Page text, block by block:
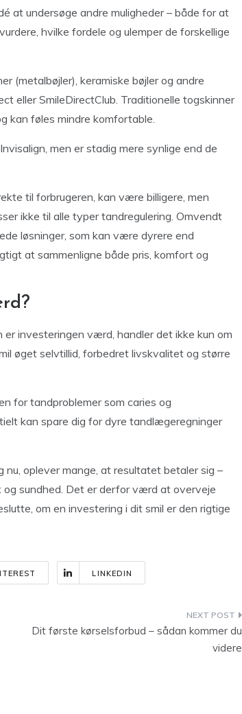
at undersøge andre muligheder – både for at
hvilke fordele og ulemper de forskellige
(metalbøjler), keramiske bøjler og andre
eller SmileDirectClub. Traditionelle togskinner
kan føles mindre komfortable.
men er stadig mere synlige end de
til forbrugeren, kan være billigere, men
ikke til alle typer tandregulering. Omvendt
løsninger, som kan være dyrere end
at sammenligne både pris, komfort og
investeringen værd, handler det ikke kun om
øget selvtillid, forbedret livskvalitet og større
for tandproblemer som caries og
kan spare dig for dyre tandlægeregninger
oplever mange, at resultatet betaler sig –
sundhed. Det er derfor værd at overveje
om en investering i dit smil er den rigtige
LINKEDIN
Dit første kørselsforbud – sådan kommer du
videre